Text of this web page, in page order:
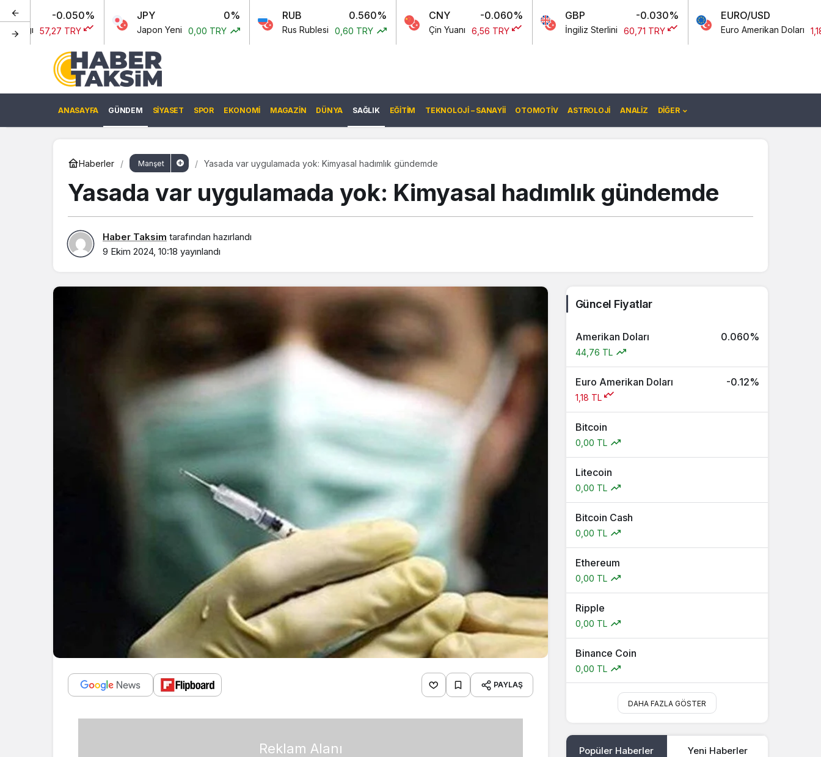
JPY
Japon Yeni 0,00 TRY
RUB 0.560%
Rus Rublesi 0,60 TRY
CNY -0.060%
Çin Yuanı 6,56 TRY
GBP -0.030%
İngiliz Sterlini 60,71 TRY
EURO/USD -0.12%
Euro Amerikan Doları 1,18 TRY
ANASAYFA GÜNDEM SIYASET SPOR EKONOMI MAGAZIN DÜNYA SAĞLIK EĞITIM TEKNOLOJI – SANAYII OTOMOTIV ASTROLOJI ANALIZ DIĞER
Haberler Manşet Yasada var uygulamada yok: Kimyasal hadımlık gündemde
Yasada var uygulamada yok: Kimyasal hadımlık gündemde
Haber Taksim tarafından hazırlandı
9 Ekim 2024, 10:18 yayınlandı
PAYLAŞ
Reklam Alanı
Güncel Fiyatlar
Amerikan Doları 0.060%
44,76 TL
Euro Amerikan Doları -0.12%
1,18 TL
Bitcoin
0,00 TL
Litecoin
0,00 TL
Bitcoin Cash
0,00 TL
Ethereum
0,00 TL
Ripple
0,00 TL
Binance Coin
0,00 TL
DAHA FAZLA GÖSTER
Popüler Haberler Yeni Haberler